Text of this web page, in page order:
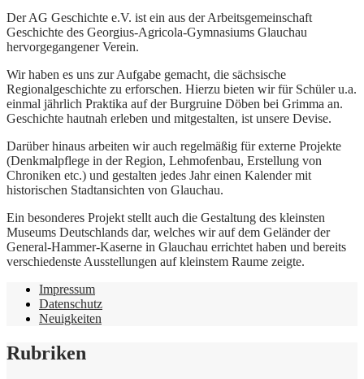
Der AG Geschichte e.V. ist ein aus der Arbeitsgemeinschaft
Geschichte des Georgius-Agricola-Gymnasiums Glauchau
hervorgegangener Verein.
Wir haben es uns zur Aufgabe gemacht, die sächsische
Regionalgeschichte zu erforschen. Hierzu bieten wir für Schüler u.a.
einmal jährlich Praktika auf der Burgruine Döben bei Grimma an.
Geschichte hautnah erleben und mitgestalten, ist unsere Devise.
Darüber hinaus arbeiten wir auch regelmäßig für externe Projekte
(Denkmalpflege in der Region, Lehmofenbau, Erstellung von
Chroniken etc.) und gestalten jedes Jahr einen Kalender mit
historischen Stadtansichten von Glauchau.
Ein besonderes Projekt stellt auch die Gestaltung des kleinsten
Museums Deutschlands dar, welches wir auf dem Geländer der
General-Hammer-Kaserne in Glauchau errichtet haben und bereits
verschiedenste Ausstellungen auf kleinstem Raume zeigte.
Impressum
Datenschutz
Neuigkeiten
Rubriken